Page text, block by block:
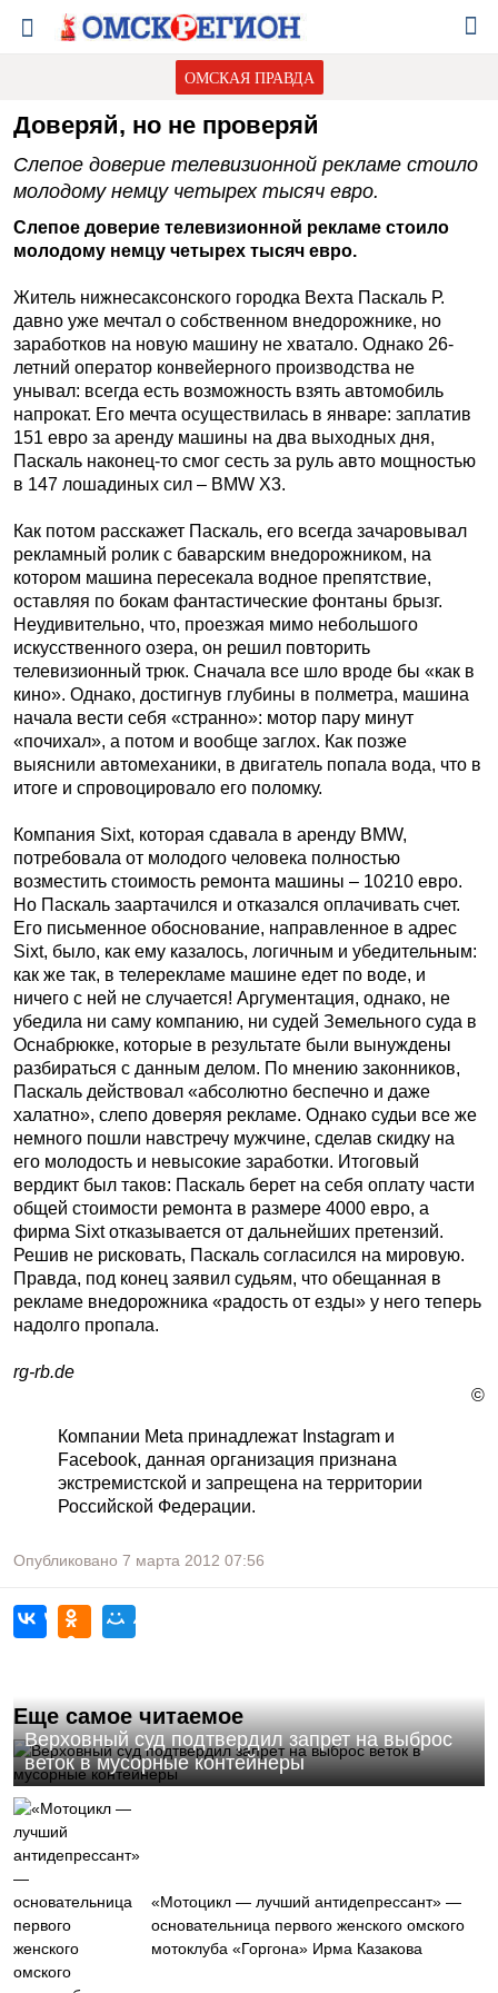
ОМСКАЯ ПРАВДА
Доверяй, но не проверяй
Слепое доверие телевизионной рекламе стоило
молодому немцу четырех тысяч евро.
Слепое доверие телевизионной рекламе стоило
молодому немцу четырех тысяч евро.
Житель нижнесаксонского городка Вехта Паскаль Р.
давно уже мечтал о собственном внедорожнике, но
заработков на новую машину не хватало. Однако 26-
летний оператор конвейерного производства не
унывал: всегда есть возможность взять автомобиль
напрокат. Его мечта осуществилась в январе: заплатив
151 евро за аренду машины на два выходных дня,
Паскаль наконец-то смог сесть за руль авто мощностью
в 147 лошадиных сил – BMW X3.
Как потом расскажет Паскаль, его всегда зачаровывал
рекламный ролик с баварским внедорожником, на
котором машина пересекала водное препятствие,
оставляя по бокам фантастические фонтаны брызг.
Неудивительно, что, проезжая мимо небольшого
искусственного озера, он решил повторить
телевизионный трюк. Сначала все шло вроде бы «как в
кино». Однако, достигнув глубины в полметра, машина
начала вести себя «странно»: мотор пару минут
«почихал», а потом и вообще заглох. Как позже
выяснили автомеханики, в двигатель попала вода, что в
итоге и спровоцировало его поломку.
Компания Sixt, которая сдавала в аренду BMW,
потребовала от молодого человека полностью
возместить стоимость ремонта машины – 10210 евро.
Но Паскаль заартачился и отказался оплачивать счет.
Его письменное обоснование, направленное в адрес
Sixt, было, как ему казалось, логичным и убедительным:
как же так, в телерекламе машине едет по воде, и
ничего с ней не случается! Аргументация, однако, не
убедила ни саму компанию, ни судей Земельного суда в
Оснабрюкке, которые в результате были вынуждены
разбираться с данным делом. По мнению законников,
Паскаль действовал «абсолютно беспечно и даже
халатно», слепо доверяя рекламе. Однако судьи все же
немного пошли навстречу мужчине, сделав скидку на
его молодость и невысокие заработки. Итоговый
вердикт был таков: Паскаль берет на себя оплату части
общей стоимости ремонта в размере 4000 евро, а
фирма Sixt отказывается от дальнейших претензий.
Решив не рисковать, Паскаль согласился на мировую.
Правда, под конец заявил судьям, что обещанная в
рекламе внедорожника «радость от езды» у него теперь
надолго пропала.
rg-rb.de
©
Компании Meta принадлежат Instagram и
Facebook, данная организация признана
экстремистской и запрещена на территории
Российской Федерации.
Опубликовано 7 марта 2012 07:56
Еще самое читаемое
Верховный суд подтвердил запрет на выброс
веток в мусорные контейнеры
«Мотоцикл — лучший антидепрессант» —
основательница первого женского омского
мотоклуба «Горгона» Ирма Казакова